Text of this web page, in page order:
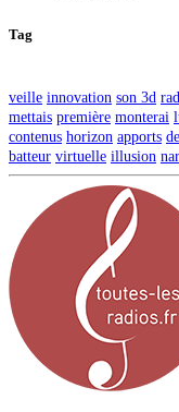
Tag
veille innovation son 3d
mettais première monterai
contenus horizon apports
batteur virtuelle illusion